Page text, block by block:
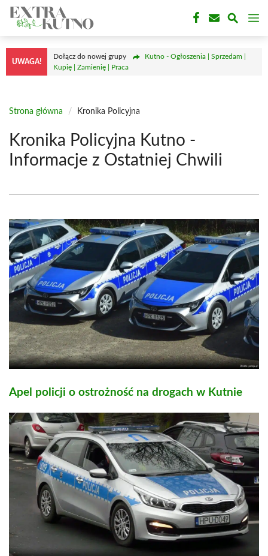
Przejdź
treści
UWAGA!
Dołącz do nowej grupy
Kutno - Ogłoszenia | Sprzedam |
Kupię | Zamienię | Praca
Strona główna / Kronika Policyjna
Kronika Policyjna Kutno -
Informacje z Ostatniej Chwili
Apel policji o ostrożność na drogach w Kutnie